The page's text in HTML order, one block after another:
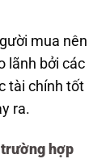
mua nên
lãnh bởi các
tài chính tốt
ra.
hợp